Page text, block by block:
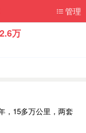
管理
万
，15多万公里，两套